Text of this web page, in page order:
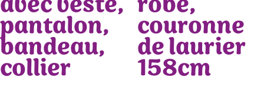
pantalon,
bandeau,
collier
couronne
de laurier
158cm